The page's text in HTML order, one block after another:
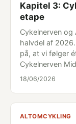
Kapitel 3:
etape
Cykelnerven
halvdel af
på, at vi følger
Cykelnerven
18/06/2026
ALTOMCYKLING